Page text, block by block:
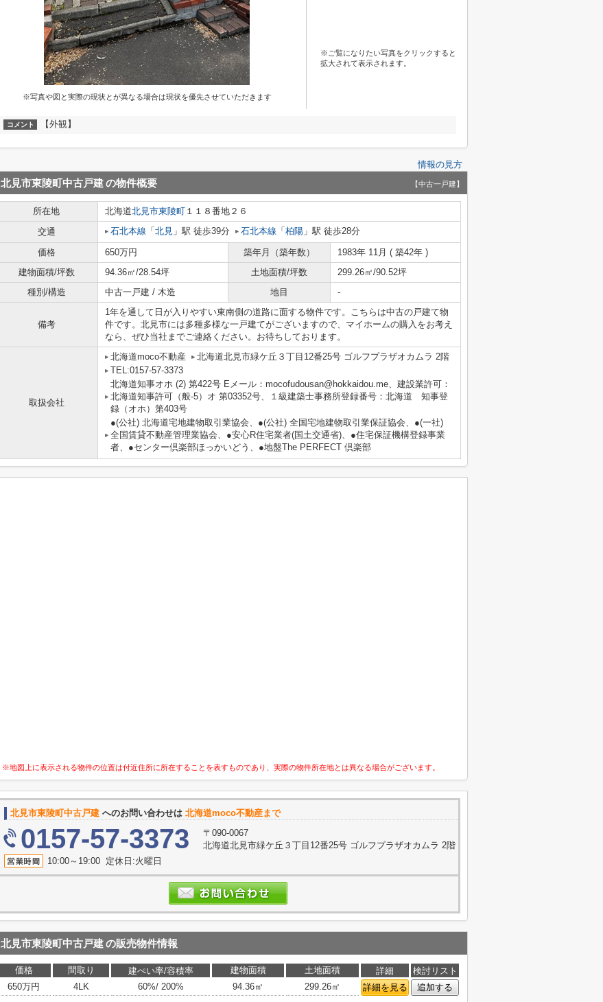
※写真や図と実際の現状とが異なる場合は現状を優先させていただきます
※ご覧になりたい写真をクリックすると
拡大されて表示されます。
コメント 【外観】
情報の見方
北見市東陵町中古戸建の物件概要 【中古一戸建】
所在地 北海道北見市東陵町 １１８番地２６
交通
石北本線 「 北見 」駅 徒歩39分 石北本線 「 柏陽 」駅 徒歩28分
価格 650万円 築年月（築年数）
1983年 11月 ( 築42年 )
建物面積/坪数
94.36㎡/28.54坪 土地面積/坪数
299.26㎡/90.52坪
種別/構造
中古一戸建 / 木造 地目 -
備考
1年を通して日が入りやすい東南側の道路に面する物件です。こちらは中古の戸建て物
件です。北見市には多種多様な一戸建てがございますので、マイホームの購入をお考え
なら、ぜひ当社までご連絡ください。お待ちしております。
取扱会社
北海道moco不動産
北海道北見市緑ケ丘３丁目12番25号 ゴルフプラザオカムラ 2階
TEL:0157-57-3373
北海道知事オホ (2) 第422号 Eメール：mocofudousan@hokkaidou.me、建設業許可：
北海道知事許可（般-5）オ 第03352号、１級建築士事務所登録番号：北海道 知事登
録（オホ）第403号
●(公社) 北海道宅地建物取引業協会、●(公社) 全国宅地建物取引業保証協会、●(一社)
全国賃貸不動産管理業協会、●安心R住宅業者(国土交通省)、●住宅保証機構登録事業
者、●センター倶楽部ほっかいどう、●地盤The PERFECT 倶楽部
※地図上に表示される物件の位置は付近住所に所在することを表すものであり、実際の物件所在地とは異なる場合がございます。
北見市東陵町中古戸建 へのお問い合わせは 北海道moco不動産まで
0157-57-3373
〒090-0067
北海道北見市緑ケ丘３丁目12番25号 ゴルフプラザオカムラ 2階
10:00～19:00 定休日:火曜日
北見市東陵町中古戸建の販売物件情報
価格 間取り 建ぺい率/容積率 建物面積 土地面積 詳細
検討リスト
650万円
4LK 60%/ 200% 94.36㎡ 299.26㎡ 詳細を見る 追加する